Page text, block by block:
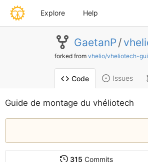
Explore Help
GaetanP/
forked from vhelio/vheliotech-
Code Issues
Guide de montage du vhéliotech
315 Commits